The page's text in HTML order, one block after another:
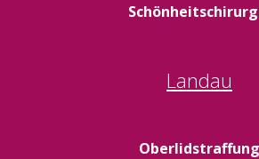
Landau
Oberlidstraffung